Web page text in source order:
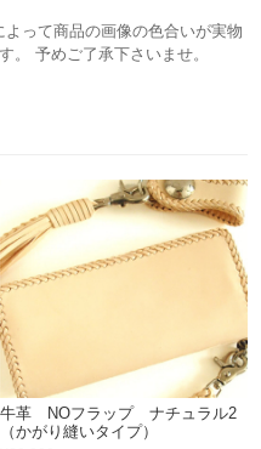
って商品の画像の色合いが実物
。 予めご了承下さいませ。
牛革 NOフラップ ナチュラル2
（かがり縫いタイプ）